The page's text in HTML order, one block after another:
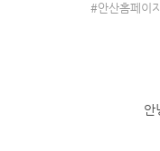
#안산홈페이
안